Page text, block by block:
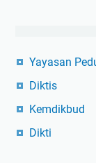
Yayasan
Diktis
Kemdikbud
Dikti